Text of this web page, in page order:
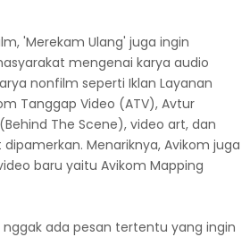
'Merekam Ulang' juga ingin
mengenai karya audio
nonfilm seperti Iklan Layanan
Tanggap Video (ATV), Avtur
The Scene), video art, dan
Menariknya, Avikom juga
baru yaitu Avikom Mapping
nggak ada pesan tertentu yang ingin